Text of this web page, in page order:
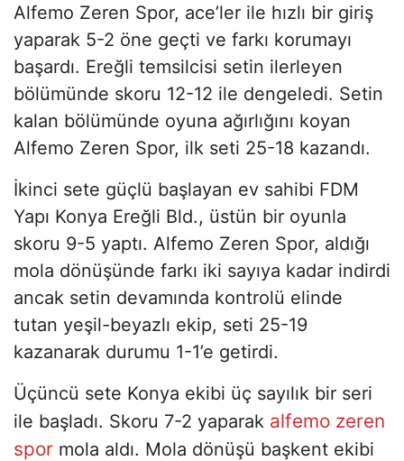
Alfemo Zeren Spor, ace’ler ile hızlı bir giriş
yaparak 5-2 öne geçti ve farkı korumayı
başardı. Ereğli temsilcisi setin ilerleyen
bölümünde skoru 12-12 ile dengeledi. Setin
kalan bölümünde oyuna ağırlığını koyan
Alfemo Zeren Spor, ilk seti 25-18 kazandı.
İkinci sete güçlü başlayan ev sahibi FDM
Yapı Konya Ereğli Bld., üstün bir oyunla
skoru 9-5 yaptı. Alfemo Zeren Spor, aldığı
mola dönüşünde farkı iki sayıya kadar indirdi
ancak setin devamında kontrolü elinde
tutan yeşil-beyazlı ekip, seti 25-19
kazanarak durumu 1-1’e getirdi.
Üçüncü sete Konya ekibi üç sayılık bir seri
ile başladı. Skoru 7-2 yaparak alfemo zeren
spor mola aldı. Mola dönüşü başkent ekibi